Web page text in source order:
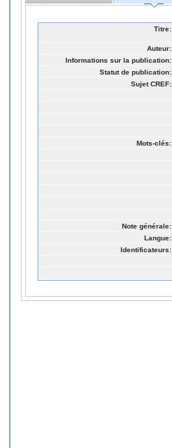
Titre:
Auteur:
Informations sur la publication:
Statut de publication:
Sujet CREF:
Mots-clés:
Note générale:
Langue:
Identificateurs: